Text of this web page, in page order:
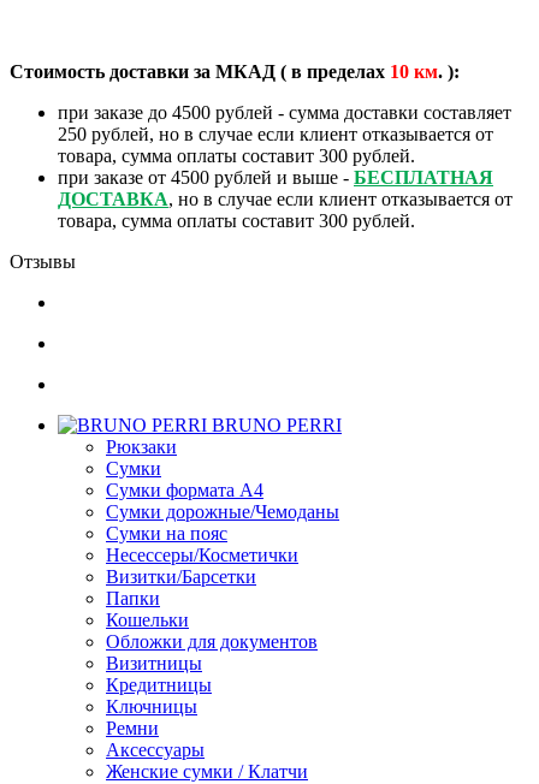
Стоимость доставки за МКАД ( в пределах 10 км. ):
при заказе до 4500 рублей - сумма доставки составляет
250 рублей, но в случае если клиент отказывается от
товара, сумма оплаты составит 300 рублей.
при заказе от 4500 рублей и выше - БЕСПЛАТНАЯ
ДОСТАВКА, но в случае если клиент отказывается от
товара, сумма оплаты составит 300 рублей.
Отзывы
BRUNO PERRI
Рюкзаки
Сумки
Сумки формата А4
Сумки дорожные/Чемоданы
Сумки на пояс
Несессеры/Косметички
Визитки/Барсетки
Папки
Кошельки
Обложки для документов
Визитницы
Кредитницы
Ключницы
Ремни
Аксессуары
Женские сумки / Клатчи